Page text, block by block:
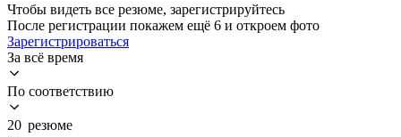
Чтобы видеть все резюме, зарегистрируйтесь
После регистрации покажем ещё 6 и откроем фото
Зарегистрироваться
За всё время
По соответствию
20 резюме